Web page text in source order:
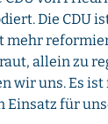
Die CDU
mehr
allein zu
wir uns. Es
für